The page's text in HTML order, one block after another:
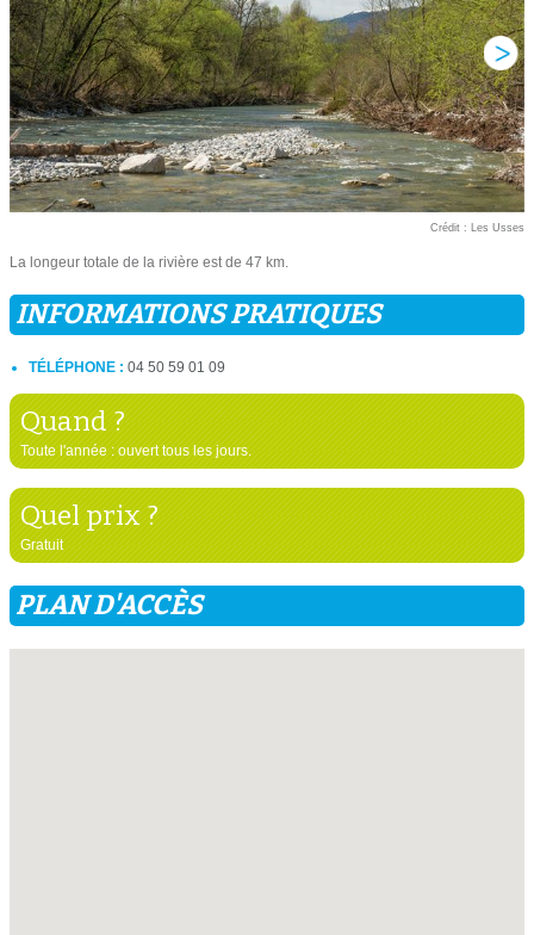
Crédit : Les Usses
La longeur totale de la rivière est de 47 km.
INFORMATIONS PRATIQUES
TÉLÉPHONE : 04 50 59 01 09
Quand ?
Toute l'année : ouvert tous les jours.
Quel prix ?
Gratuit
PLAN D'ACCÈS